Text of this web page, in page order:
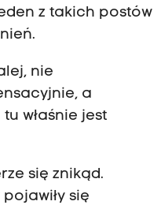
z takich postów
nie
a
właśnie jest
się znikąd.
się